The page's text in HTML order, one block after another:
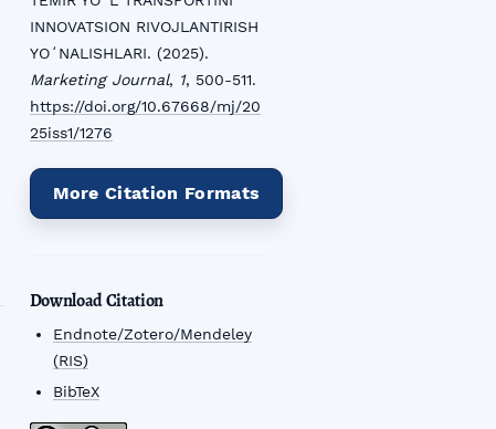
INNOVATSION RIVOJLANTIRISH
YOʻNALISHLARI. (2025).
Marketing Journal, 1, 500-511.
https://doi.org/10.67668/mj/20
25iss1/1276
More Citation Formats
Download Citation
Endnote/Zotero/Mendeley
(RIS)
BibTeX